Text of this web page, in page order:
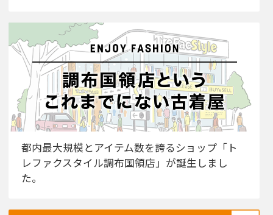
都内最大規模とアイテム数を誇るショップ「ト
レファクスタイル調布国領店」が誕生しまし
た。